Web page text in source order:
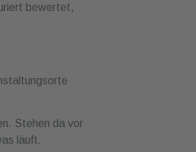
bewertet,
Stehen da vor
läuft.